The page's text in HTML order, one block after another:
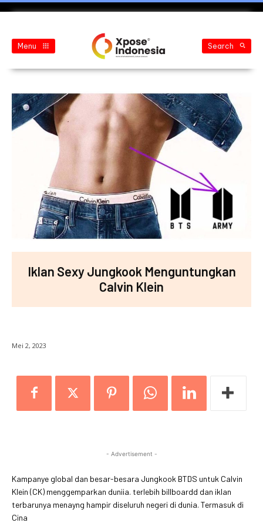
Menu Search
Iklan Sexy Jungkook Menguntungkan
Calvin Klein
Mei 2, 2023
- Advertisement -
Kampanye global dan besar-besara Jungkook BTDS untuk Calvin
Klein (CK) menggemparkan duniia. terlebih billboardd dan iklan
terbarunya menayng hampir diseluruh negeri di dunia. Termasuk di
Cina